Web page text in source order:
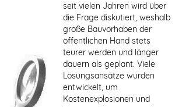
seit vielen Jahren wird über
die Frage diskutiert, weshalb
große Bauvorhaben der
öffentlichen Hand stets
teurer werden und länger
dauern als geplant. Viele
Lösungsansätze wurden
entwickelt, um
Kostenexplosionen und